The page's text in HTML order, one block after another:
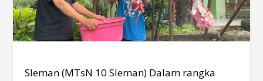
Sleman (MTsN 10 Sleman) Dalam rangka